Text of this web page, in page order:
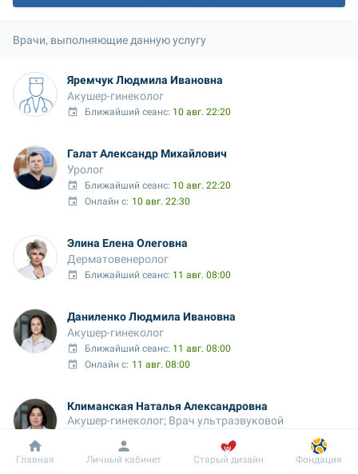
Врачи, выполняющие данную услугу
Яремчук Людмила Ивановна
Акушер-гинеколог
Ближайший сеанс: 10 авг. 22:20
Галат Александр Михайлович
Уролог
Ближайший сеанс: 10 авг. 22:20
Онлайн с: 10 авг. 22:30
Элина Елена Олеговна
Дерматовенеролог
Ближайший сеанс: 11 авг. 08:00
Даниленко Людмила Ивановна
Акушер-гинеколог
Ближайший сеанс: 11 авг. 08:00
Онлайн с: 11 авг. 08:00
Климанская Наталья Александровна
Акушер-гинеколог; Врач ультразвуковой
Ближайший сеанс:
11 авг. 08:00
Онлайн с: 11 авг. 08:00
Добробут Информация Пациенту
Главная Личный кабинет Старый дизайн Фондация